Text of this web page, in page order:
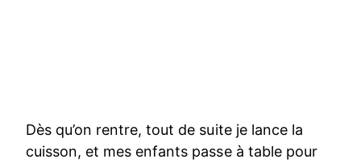
Dès qu’on rentre, tout de suite je lance la
cuisson, et mes enfants passe à table pour